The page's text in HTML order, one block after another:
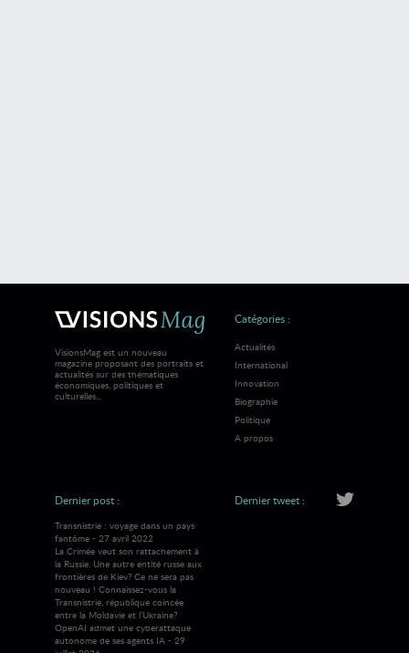
VisionsMag est un nouveau
magazine proposant des portraits et
actualités sur des thématiques
économiques, politiques et
culturelles...
Catégories :
Actualités
International
Innovation
Biographie
Politique
A propos
Dernier post :
Transnistrie : voyage dans un pays
fantôme - 27 avril 2022
La Crimée veut son rattachement à
la Russie. Une autre entité russe aux
frontières de Kiev? Ce ne sera pas
nouveau ! Connaissez-vous la
Transnistrie, république coincée
entre la Moldavie et l’Ukraine?
OpenAI admet une cyberattaque
autonome de ses agents IA - 29
Dernier tweet :